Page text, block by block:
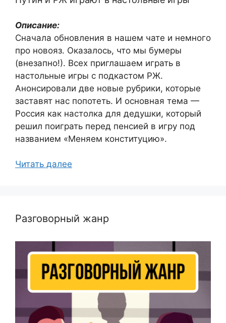
Описание:
Сначала обновления в нашем чате и немного
про новояз. Оказалось, что мы бумеры
(внезапно!). Всех приглашаем играть в
настольные игры с подкастом РЖ.
Анонсировали две новые рубрики, которые
заставят нас попотеть. И основная тема —
Россия как настолка для дедушки, который
решил поиграть перед пенсией в игру под
названием «Меняем конституцию».
Читать далее
Разговорный жанр